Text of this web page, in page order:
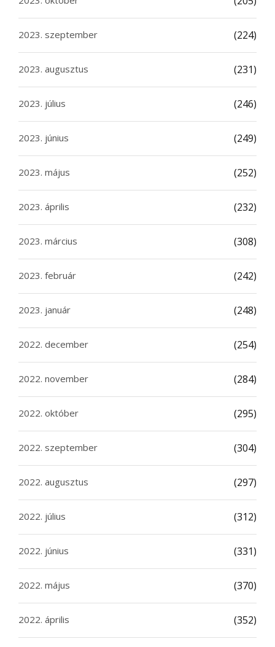
2023. szeptember (224)
2023. augusztus (231)
2023. július (246)
2023. június (249)
2023. május (252)
2023. április (232)
2023. március (308)
2023. február (242)
2023. január (248)
2022. december (254)
2022. november (284)
2022. október (295)
2022. szeptember (304)
2022. augusztus (297)
2022. július (312)
2022. június (331)
2022. május (370)
2022. április (352)